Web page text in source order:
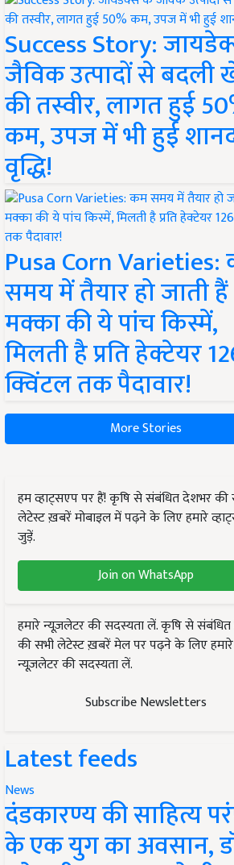
Success Story:
जैविक उत्पादों से बदली
की तस्वीर, लागत हुई
कम, उपज में भी हुई
वृद्धि!
Pusa Corn
समय में तैयार हो जाती हैं
मक्का की ये पांच किस्में,
मिलती है प्रति हेक्टेयर
क्विंटल तक पैदावार!
More Stories
हम व्हाट्सएप पर हैं! कृषि से संबंधित देशभर की
लेटेस्ट ख़बरें मोबाइल में पढ़ने के लिए हमारे
जुड़ें.
Join on WhatsApp
हमारे न्यूज़लेटर की सदस्यता लें. कृषि से
की सभी लेटेस्ट ख़बरें मेल पर पढ़ने के लिए हमारे
न्यूज़लेटर की सदस्यता लें.
Subscribe Newsletters
Latest feeds
News
दंडकारण्य की साहित्य
के एक युग का अवसान,